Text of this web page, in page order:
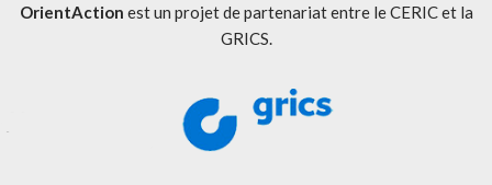
OrientAction est un projet de partenariat entre le CERIC et la
GRICS.